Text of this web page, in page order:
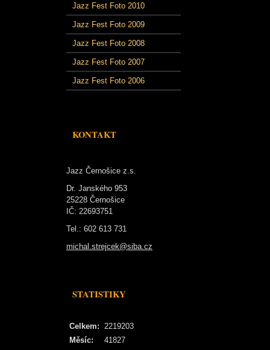
Jazz Fest Foto 2010
Jazz Fest Foto 2009
Jazz Fest Foto 2008
Jazz Fest Foto 2007
Jazz Fest Foto 2006
KONTAKT
Jazz Černošice z.s.
Dr. Janského 953
25228 Černošice
IČ: 22693751
Tel.: 602 613 731
michal.strejcek@siba.cz
STATISTIKY
Celkem: 2219203
Měsíc:
41827